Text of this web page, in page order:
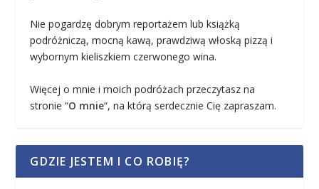
Nie pogardzę dobrym reportażem lub książką
podróżniczą, mocną kawą, prawdziwą włoską pizzą i
wybornym kieliszkiem czerwonego wina.
Więcej o mnie i moich podróżach przeczytasz na
stronie “O mnie“, na którą serdecznie Cię zapraszam.
GDZIE JESTEM I CO ROBIĘ?